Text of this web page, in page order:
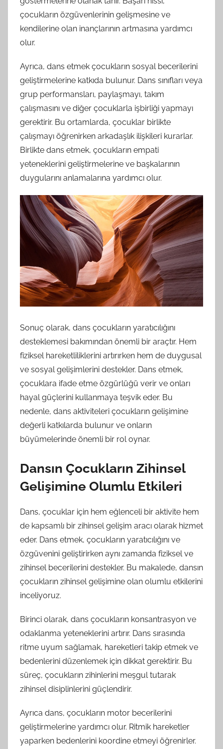
çocukların özgüvenlerinin gelişmesine ve
kendilerine olan inançlarının artmasına yardımcı
olur.
Ayrıca, dans etmek çocukların sosyal becerilerini
geliştirmelerine katkıda bulunur. Dans sınıfları veya
grup performansları, paylaşmayı, takım
çalışmasını ve diğer çocuklarla işbirliği yapmayı
gerektirir. Bu ortamlarda, çocuklar birlikte
çalışmayı öğrenirken arkadaşlık ilişkileri kurarlar.
Birlikte dans etmek, çocukların empati
yeteneklerini geliştirmelerine ve başkalarının
duygularını anlamalarına yardımcı olur.
Sonuç olarak, dans çocukların yaratıcılığını
desteklemesi bakımından önemli bir araçtır. Hem
fiziksel hareketliliklerini artırırken hem de duygusal
ve sosyal gelişimlerini destekler. Dans etmek,
çocuklara ifade etme özgürlüğü verir ve onları
hayal güçlerini kullanmaya teşvik eder. Bu
nedenle, dans aktiviteleri çocukların gelişimine
değerli katkılarda bulunur ve onların
büyümelerinde önemli bir rol oynar.
Dansın Çocukların Zihinsel
Gelişimine Olumlu Etkileri
Dans, çocuklar için hem eğlenceli bir aktivite hem
de kapsamlı bir zihinsel gelişim aracı olarak hizmet
eder. Dans etmek, çocukların yaratıcılığını ve
özgüvenini geliştirirken aynı zamanda fiziksel ve
zihinsel becerilerini destekler. Bu makalede, dansın
çocukların zihinsel gelişimine olan olumlu etkilerini
inceliyoruz.
Birinci olarak, dans çocukların konsantrasyon ve
odaklanma yeteneklerini artırır. Dans sırasında
ritme uyum sağlamak, hareketleri takip etmek ve
bedenlerini düzenlemek için dikkat gerektirir. Bu
süreç, çocukların zihinlerini meşgul tutarak
zihinsel disiplinlerini güçlendirir.
Ayrıca dans, çocukların motor becerilerini
geliştirmelerine yardımcı olur. Ritmik hareketler
yaparken bedenlerini koordine etmeyi öğrenirler.